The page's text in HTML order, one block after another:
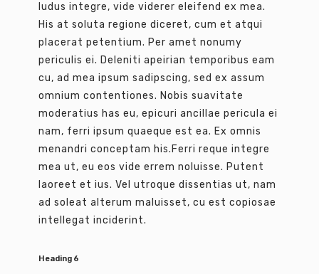
ludus integre, vide viderer eleifend ex mea.
His at soluta regione diceret, cum et atqui
placerat petentium. Per amet nonumy
periculis ei. Deleniti apeirian temporibus eam
cu, ad mea ipsum sadipscing, sed ex assum
omnium contentiones. Nobis suavitate
moderatius has eu, epicuri ancillae pericula ei
nam, ferri ipsum quaeque est ea. Ex omnis
menandri conceptam his.Ferri reque integre
mea ut, eu eos vide errem noluisse. Putent
laoreet et ius. Vel utroque dissentias ut, nam
ad soleat alterum maluisset, cu est copiosae
intellegat inciderint.
Heading 6